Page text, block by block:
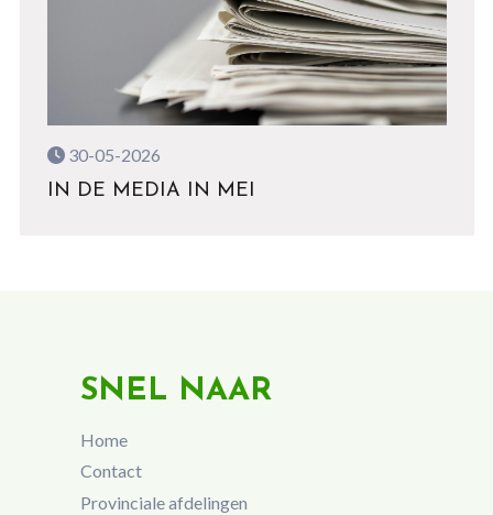
30-05-2026
IN DE MEDIA IN MEI
SNEL NAAR
Home
Contact
Provinciale afdelingen